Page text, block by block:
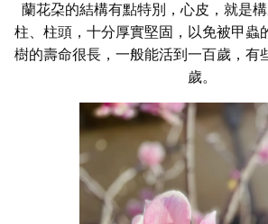
蘭花朶的結構有點特別，心皮，就是
柱、柱頭，十分厚實堅固，以免被甲蟲
樹的壽命很長，一般能活到一百歲，有
歲。